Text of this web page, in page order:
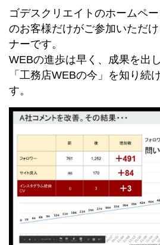
ゴデスクリエイトのホームペ
のお客様だけがご参加いただ
ナーです。
WEBの進歩は早く、成果を出
「工務店WEBの今」を知り続
す。